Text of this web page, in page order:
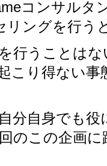
コンサルタ
リングを行う
行うことは
こり得ない事
分自身でも役
のこの企画